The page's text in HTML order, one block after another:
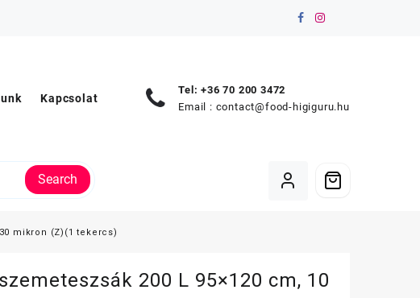
Kapcsolat
Tel: +36 70 200 3472
Email : contact@food-higiguru.hu
Search
mikron (Z)(1 tekercs)
szemeteszsák 200 L 95×120 cm, 10